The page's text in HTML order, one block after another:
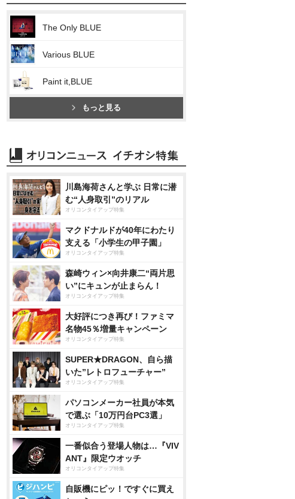
The Only BLUE
Various BLUE
Paint it,BLUE
もっと見る
川島海荷さんと学ぶ 日常に潜
む“人身取引”のリアル
オリコンタイアップ特集
マクドナルドが40年にわたり
支える「小学生の甲子園」
オリコンタイアップ特集
森崎ウィン×向井康二“両片思
い”にキュンが止まらん！
オリコンタイアップ特集
大好評につき再び！ファミマ
名物45％増量キャンペーン
オリコンタイアップ特集
SUPER★DRAGON、自ら描
いた”レトロフューチャー”
オリコンタイアップ特集
パソコンメーカー社員が本気
で選ぶ「10万円台PC3選」
オリコンタイアップ特集
一番似合う登場人物は…『VIV
ANT』限定ウオッチ
オリコンタイアップ特集
自販機にピッ！ですぐに買え